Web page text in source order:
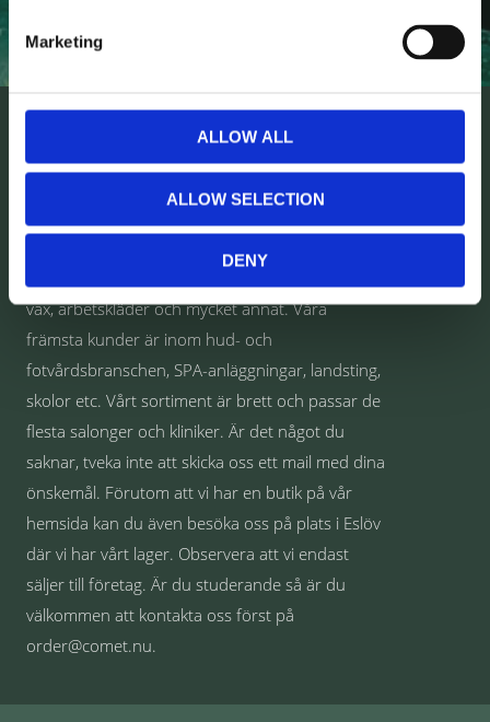
Marketing
ALLOW ALL
ALLOW SELECTION
DENY
integritetspolicy.
vax, arbetskläder och mycket annat. Våra
främsta kunder är inom hud- och
fotvårdsbranschen, SPA-anläggningar, landsting,
skolor etc. Vårt sortiment är brett och passar de
flesta salonger och kliniker. Är det något du
saknar, tveka inte att skicka oss ett mail med dina
önskemål. Förutom att vi har en butik på vår
hemsida kan du även besöka oss på plats i Eslöv
där vi har vårt lager. Observera att vi endast
säljer till företag. Är du studerande så är du
välkommen att kontakta oss först på
order@comet.nu.